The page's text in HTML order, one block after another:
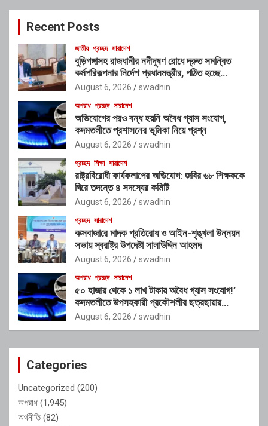
c
Recent Posts
জাতীয় প্রচ্ছদ সারাদেশ
বুড়িগঙ্গাসহ রাজধানীর নদীদূষণ রোধে দ্রুত সমন্বিত
কর্মপরিকল্পনার নির্দেশ প্রধানমন্ত্রীর, গঠিত হচ্ছে
আন্তঃসংস্থা সমন্বয় কমিটি
August 6, 2026 swadhin
অপরাধ প্রচ্ছদ সারাদেশ
অভিযোগের পরও বন্ধ হয়নি অবৈধ গ্যাস সংযোগ,
কদমতলীতে প্রশাসনের ভূমিকা নিয়ে প্রশ্ন
August 6, 2026 swadhin
প্রচ্ছদ শিক্ষা সারাদেশ
রাষ্ট্রবিরোধী কার্যকলাপের অভিযোগ: জবির ৬৮ শিক্ষককে
ঘিরে তদন্তে ৪ সদস্যের কমিটি
August 6, 2026 swadhin
প্রচ্ছদ সারাদেশ
কক্সবাজারে মাদক প্রতিরোধ ও আইন-শৃঙ্খলা উন্নয়ন
সভায় স্বরাষ্ট্র উপদেষ্টা সালাউদ্দিন আহমদ
August 6, 2026 swadhin
অপরাধ প্রচ্ছদ সারাদেশ
৫০ হাজার থেকে ১ লাখ টাকায় অবৈধ গ্যাস সংযোগ!’
কদমতলীতে উপসহকারী প্রকৌশলীর ছত্রছায়ার
অভিযোগ
August 6, 2026 swadhin
Categories
Uncategorized (200)
অপরাধ (1,945)
অর্থনীতি(82)